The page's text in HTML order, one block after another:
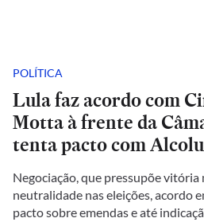
POLÍTICA
Lula faz acordo com
Motta à frente da
tenta pacto com
Negociação, que pressupõe vitória
neutralidade nas eleições, acordo
pacto sobre emendas e até